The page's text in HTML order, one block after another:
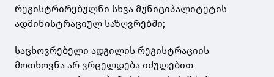
რეგისტრირებულნი სხვა მუნიციპალიტეტის
ადმინისტრაციულ საზღვრებში;
საცხოვრებელი ადგილის რეგისტრაციის
მოთხოვნა არ ვრცელდება იძულებით